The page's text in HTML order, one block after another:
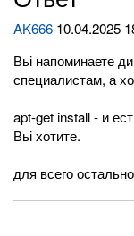
AK666 10.04.2025
Вьі напоминаете
специалистам, а
apt-get install - и
Вьі хотите.
для всего